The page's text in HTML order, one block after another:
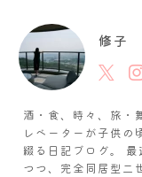
修子
酒・食、時々、旅・
レベーターが子供の
綴る日記ブログ。
つつ、完全同居型二